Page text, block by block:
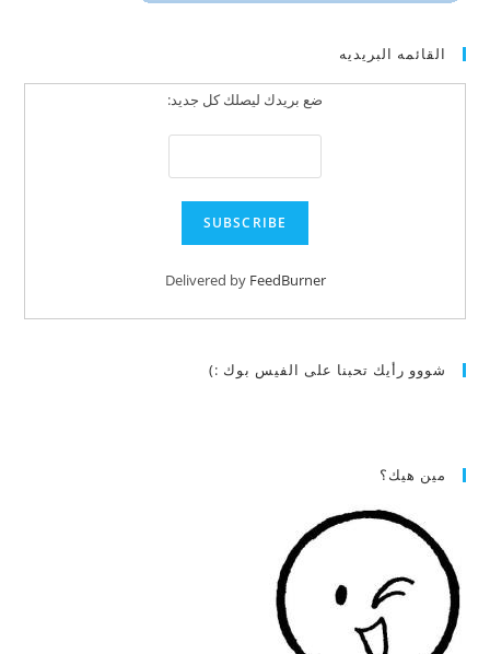
القائمه البريديه
ضع بريدك ليصلك كل جديد:
Delivered by FeedBurner
شووو رأيك تحبنا على الفيس بوك :)
مين هيك؟